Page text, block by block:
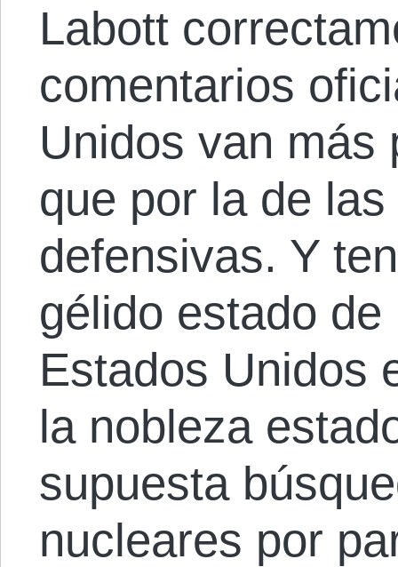
Labott
comentarios
Unidos van más
que por la de
defensivas. Y
gélido estado
Estados Unidos
la nobleza
supuesta
nucleares por